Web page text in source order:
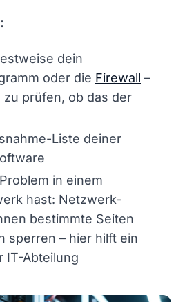
dein
oder die Firewall –
zu prüfen, ob das der
Liste deiner
in einem
hast: Netzwerk-
bestimmte Seiten
sperren – hier hilft ein
IT-Abteilung